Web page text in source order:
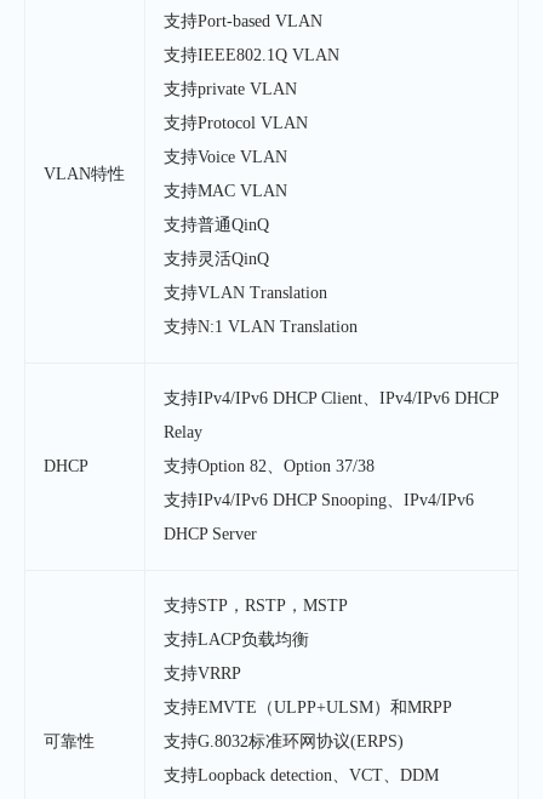
VLAN特性
支持Port-based VLAN
支持IEEE802.1Q VLAN
支持private VLAN
支持Protocol VLAN
支持Voice VLAN
支持MAC VLAN
支持普通QinQ
支持灵活QinQ
支持VLAN Translation
支持N:1 VLAN Translation
DHCP
支持IPv4/IPv6 DHCP Client、IPv4/IPv6 DHCP
Relay
支持Option 82、Option 37/38
支持IPv4/IPv6 DHCP Snooping、IPv4/IPv6
DHCP Server
可靠性
支持STP，RSTP，MSTP
支持LACP负载均衡
支持VRRP
支持EMVTE（ULPP+ULSM）和MRPP
支持G.8032标准环网协议(ERPS)
支持Loopback detection、VCT、DDM